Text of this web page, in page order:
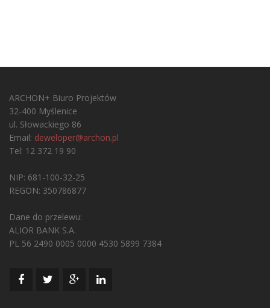
ARCHON+ Biuro Projektów
32-400 Myślenice
ul. Słowackiego 86
Email: deweloper@archon.pl
Tel: 12 372 19 90
NIP: 681-100-32-25
REGON: 350786877
Dane do przelewu:
ALIOR BANK S.A.
PL 56 2490 0005 0000 4530 5899 7384